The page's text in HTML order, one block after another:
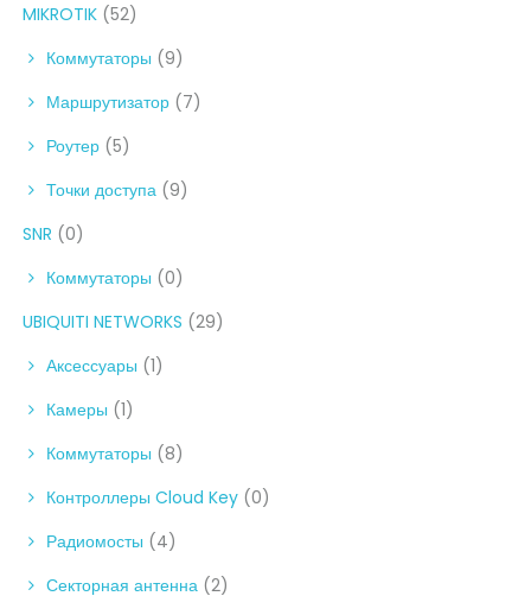
MIKROTIK (52)
Коммутаторы (9)
Маршрутизатор (7)
Роутер (5)
Точки доступа (9)
SNR (0)
Коммутаторы (0)
UBIQUITI NETWORKS (29)
Аксессуары (1)
Камеры (1)
Коммутаторы (8)
Контроллеры Cloud Key (0)
Радиомосты (4)
Секторная антенна (2)